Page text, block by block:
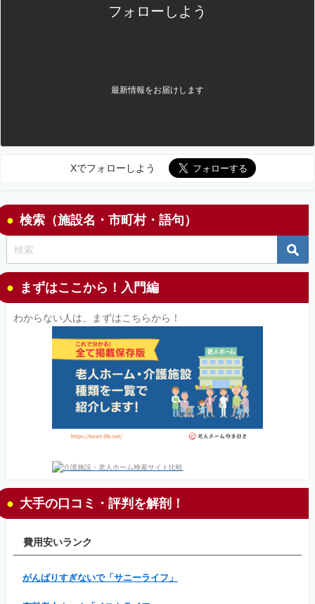
フォローしよう
最新情報をお届けします
Xでフォローしよう
検索（施設名・市町村・語句）
まずはここから！入門編
わからない人は、まずはこちらから！
大手の口コミ・評判を解剖！
費用安いランク
がんばりすぎないで「サニーライフ」